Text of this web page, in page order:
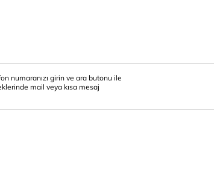
numaranızı girin ve ara butonu ile
mail veya kısa mesaj